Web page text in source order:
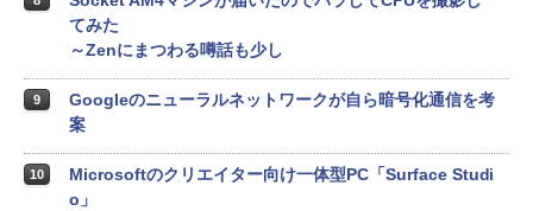
てみた
～Zenにまつわる噂話も少し
9
Googleのニューラルネットワークが自ら暗号化通信を考
案
10
Microsoftのクリエイター向け一体型PC「Surface Studi
o」